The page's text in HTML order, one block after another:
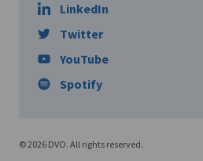
LinkedIn
Twitter
YouTube
Spotify
© 2026 DVO. All rights reserved.